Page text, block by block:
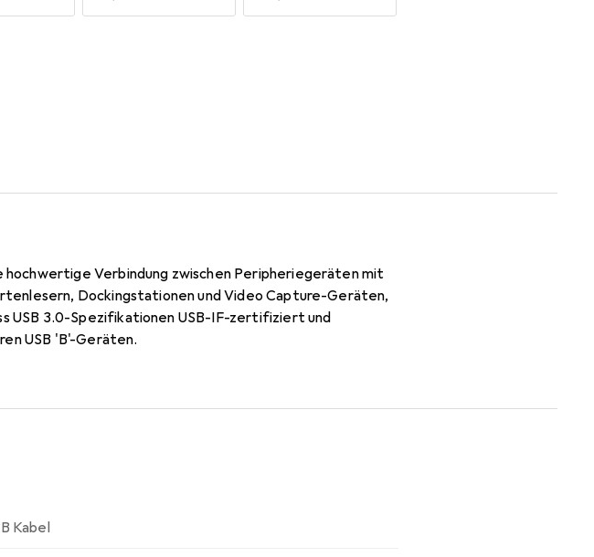
Verbindung zwischen Peripheriegeräten mit
Dockingstationen und Video Capture-Geräten,
USB 3.0-Spezifikationen USB-IF-zertifiziert und
USB 'B'-Geräten.
Kabel